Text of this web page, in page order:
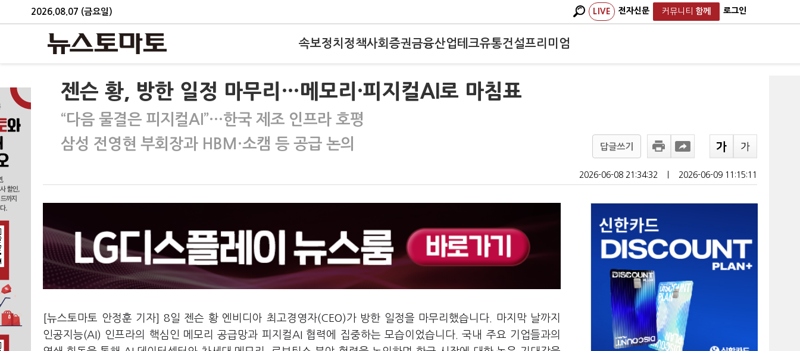
2026.08.07 (금요일) LIVE 전자신문 커뮤니티 함께 로그인
속보정치 정책사회 증권금융산업테크유통건설프리미엄
젠슨 황, 방한 일정 마무리…메모리·피지컬AI로 마침표
“다음 물결은 피지컬AI”…한국 제조 인프라 호평
삼성 전영현 부회장과 HBM·소캠 등 공급 논의
답글쓰기
2026-06-08 21:34:32 2026-06-09 11:15:11
[뉴스토마토 안정훈 기자] 8일 젠슨 황 엔비디아 최고경영자(CEO)가 방한 일정을 마무리했습니다. 마지막 날까지
인공지능(AI) 인프라의 핵심인 메모리 공급망과 피지컬AI 협력에 집중하는 모습이었습니다. 국내 주요 기업들과의